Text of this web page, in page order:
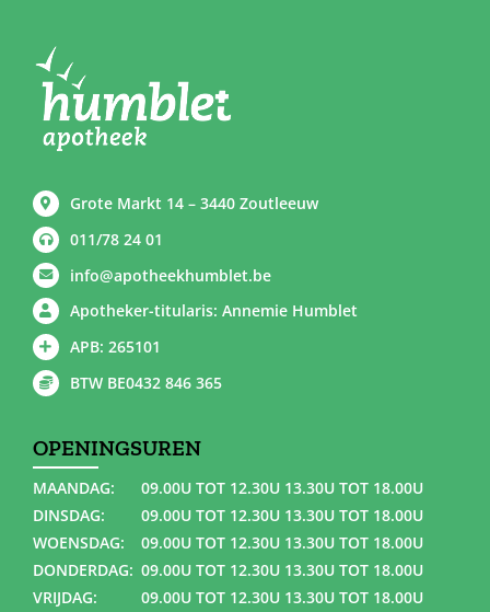
Grote Markt 14 – 3440 Zoutleeuw
011/78 24 01
info@apotheekhumblet.be
Apotheker-titularis: Annemie Humblet
APB: 265101
BTW BE0432 846 365
OPENINGSUREN
MAANDAG:
09.00U TOT 12.30U 13.30U TOT 18.00U
DINSDAG:
09.00U TOT 12.30U 13.30U TOT 18.00U
WOENSDAG:
09.00U TOT 12.30U 13.30U TOT 18.00U
DONDERDAG: 09.00U TOT 12.30U 13.30U TOT 18.00U
VRIJDAG:
09.00U TOT 12.30U 13.30U TOT 18.00U